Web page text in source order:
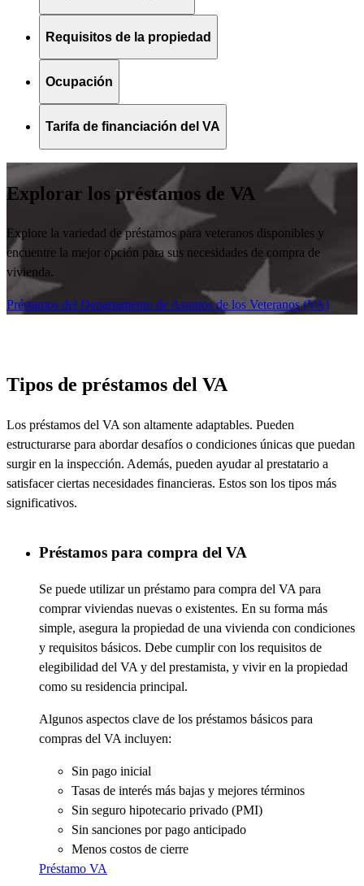
Requisitos de la propiedad
Ocupación
Tarifa de financiación del VA
Explorar los préstamos de VA
Explore la variedad de préstamos para veteranos disponibles y
encuentre la mejor opción para sus necesidades de compra de
vivienda.
Préstamos del Departamento de Asuntos de los Veteranos (VA)
Tipos de préstamos del VA
Los préstamos del VA son altamente adaptables. Pueden
estructurarse para abordar desafíos o condiciones únicas que puedan
surgir en la inspección. Además, pueden ayudar al prestatario a
satisfacer ciertas necesidades financieras. Estos son los tipos más
significativos.
Préstamos para compra del VA
Se puede utilizar un préstamo para compra del VA para
comprar viviendas nuevas o existentes. En su forma más
simple, asegura la propiedad de una vivienda con condiciones
y requisitos básicos. Debe cumplir con los requisitos de
elegibilidad del VA y del prestamista, y vivir en la propiedad
como su residencia principal.
Algunos aspectos clave de los préstamos básicos para
compras del VA incluyen:
Sin pago inicial
Tasas de interés más bajas y mejores términos
Sin seguro hipotecario privado (PMI)
Sin sanciones por pago anticipado
Menos costos de cierre
Préstamo VA